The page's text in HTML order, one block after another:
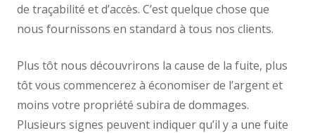
de traçabilité et d’accès. C’est quelque chose que
nous fournissons en standard à tous nos clients.
Plus tôt nous découvrirons la cause de la fuite, plus
tôt vous commencerez à économiser de l’argent et
moins votre propriété subira de dommages.
Plusieurs signes peuvent indiquer qu’il y a une fuite